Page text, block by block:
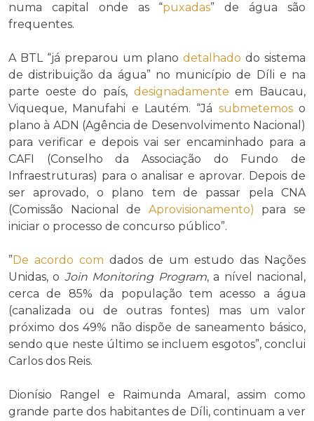
numa capital onde as “puxadas” de água são
frequentes.
A BTL “já preparou um plano detalhado do sistema
de distribuição da água” no município de Díli e na
parte oeste do país, designadamente em Baucau,
Viqueque, Manufahi e Lautém. “Já submetemoso
plano à ADN (Agência de Desenvolvimento Nacional)
para verificar e depois vai ser encaminhado para a
CAFI (Conselho da Associação do Fundo de
Infraestruturas) para o analisar e aprovar. Depois de
ser aprovado, o plano tem de passar pela CNA
(Comissão Nacional de Aprovisionamento) para se
iniciar o processo de concurso público”.
” De acordo com dados de um estudo das Nações
Unidas, o Join Monitoring Program, a nível nacional,
cerca de 85% da população tem acesso a água
(canalizada ou de outras fontes) mas um valor
próximo dos 49% não dispõe de saneamento básico,
sendo que neste último se incluem esgotos”, conclui
Carlos dos Reis.
Dionísio Rangel e Raimunda Amaral, assim como
grande parte dos habitantes de Díli, continuam a ver